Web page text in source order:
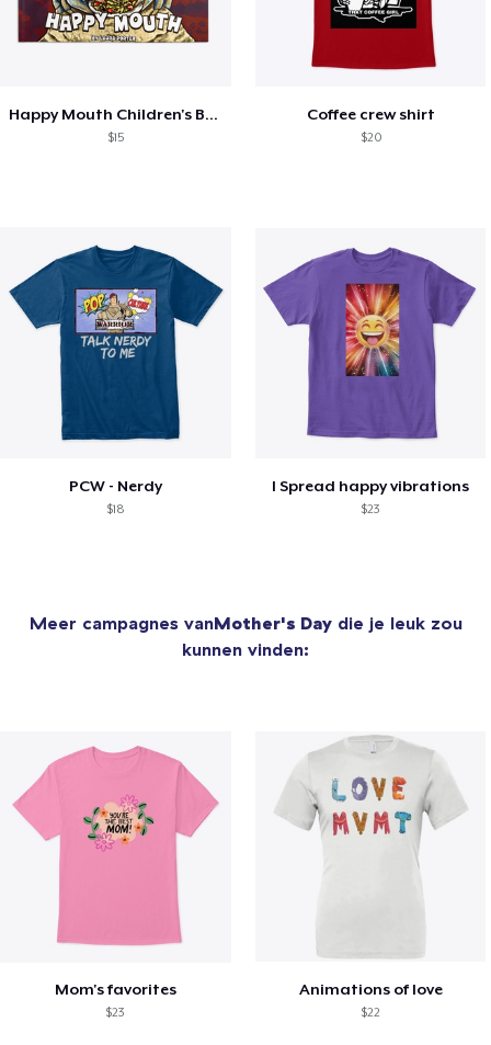
Happy Mouth Children's Book
$15
Coffee crew shirt
$20
PCW - Nerdy
$18
I Spread happy vibrations
$23
Meer campagnes vanMother's Daydie je leuk zou
kunnen vinden:
Mom's favorites
$23
Animations of love
$22